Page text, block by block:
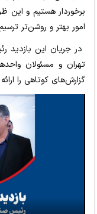
برخوردار هستیم و این
امور بهتر و روشن‌تر
در جریان این بازدید
تهران و مسئولان
گزارش‌های کوتاهی را